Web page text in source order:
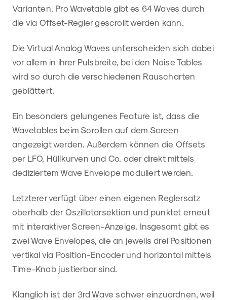
Varianten. Pro Wavetable gibt es 64 Waves durch
die via Offset-Regler gescrollt werden kann.
Die Virtual Analog Waves unterscheiden sich dabei
vor allem in ihrer Pulsbreite, bei den Noise Tables
wird so durch die verschiedenen Rauscharten
geblättert.
Ein besonders gelungenes Feature ist, dass die
Wavetables beim Scrollen auf dem Screen
angezeigt werden. Außerdem können die Offsets
per LFO, Hüllkurven und Co. oder direkt mittels
dediziertem Wave Envelope moduliert werden.
Letzterer verfügt über einen eigenen Reglersatz
oberhalb der Oszillatorsektion und punktet erneut
mit interaktiver Screen-Anzeige. Insgesamt gibt es
zwei Wave Envelopes, die an jeweils drei Positionen
vertikal via Position-Encoder und horizontal mittels
Time-Knob justierbar sind.
Klanglich ist der 3rd Wave schwer einzuordnen, weil